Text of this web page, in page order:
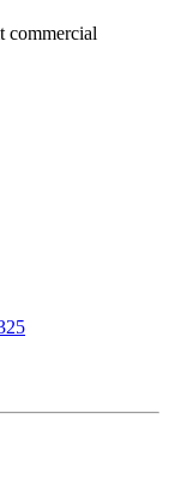
commercial